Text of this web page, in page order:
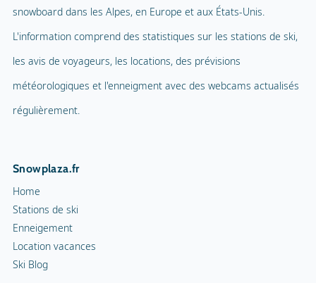
Parc d'aventure
Terrain de jeux
Mascotte
Piscine intérieure
Ballade en ballon
Tennis en salle
Sentiers de randonnée
Patinoire intérieure
Patinoire
snowboard dans les Alpes, en Europe et aux États-Unis.
L'information comprend des statistiques sur les stations de ski,
les avis de voyageurs, les locations, des prévisions
météorologiques et l'enneigment avec des webcams actualisés
régulièrement.
Snowplaza.fr
Home
Stations de ski
Enneigement
Location vacances
Ski Blog